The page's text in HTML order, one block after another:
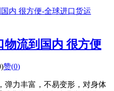
物流到国内 很方便
赞(0)
弹力丰富，不易变形，对身体